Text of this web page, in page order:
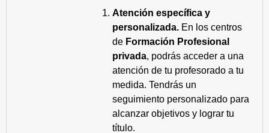
Atención específica y
personalizada. En los centros
de Formación Profesional
privada, podrás acceder a una
atención de tu profesorado a tu
medida. Tendrás un
seguimiento personalizado para
alcanzar objetivos y lograr tu
título.